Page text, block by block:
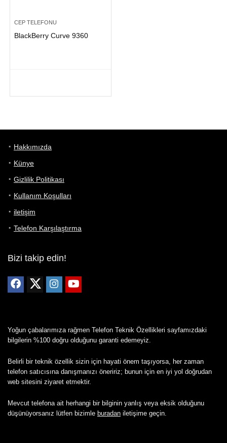
CEP TELEFONU
BlackBerry Curve 9360
Hakkımızda
Künye
Gizlilik Politikası
Kullanım Koşulları
iletişim
Telefon Karşılaştırma
Bizi takip edin!
Yoğun çabalarımıza rağmen Telefon Teknik Özellikleri sayfamızdaki
bilgilerin %100 doğru olduğunu garanti edemeyiz.
Belirli bir teknik özellik sizin için hayati önem taşıyorsa, her zaman
telefon satıcısına danışmanızı öneririz; bunun için en iyi yol doğrudan
web sitesini ziyaret etmektir.
Mevcut telefona ait herhangi bir bilginin yanlış veya eksik olduğunu
düşünüyorsanız lütfen bizimle buradan iletişime geçin.